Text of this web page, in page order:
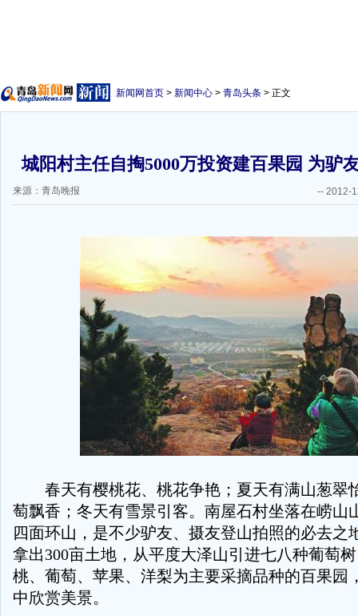
新闻网首页 > 新闻中心 > 青岛头条 > 正文
城阳村主任自掏5000万投资建百果园 为驴
来源：青岛晚报 -- 2012-
春天有樱桃花、桃花争艳；夏天有满山葱翠
萄飘香；冬天有雪景引客。南屋石村坐落在崂山
四面环山，是不少驴友、摄友登山拍照的必去之
拿出300亩土地，从平度大泽山引进七八种葡萄
桃、葡萄、苹果、洋梨为主要采摘品种的百果园
中欣赏美景。